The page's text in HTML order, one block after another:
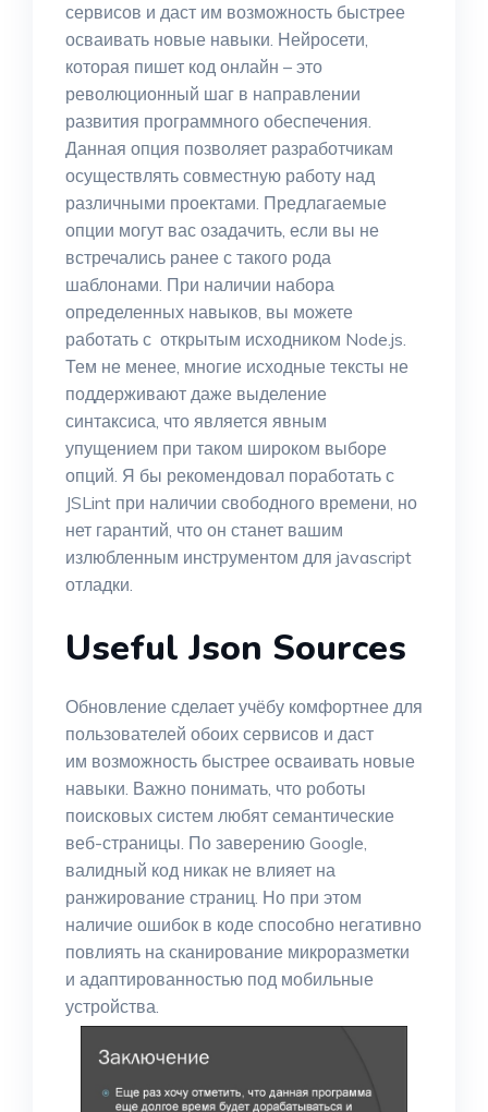
сервисов и даст им возможность быстрее
осваивать новые навыки. Нейросети,
которая пишет код онлайн – это
революционный шаг в направлении
развития программного обеспечения.
Данная опция позволяет разработчикам
осуществлять совместную работу над
различными проектами. Предлагаемые
опции могут вас озадачить, если вы не
встречались ранее с такого рода
шаблонами. При наличии набора
определенных навыков, вы можете
работать с открытым исходником Node.js.
Тем не менее, многие исходные тексты не
поддерживают даже выделение
синтаксиса, что является явным
упущением при таком широком выборе
опций. Я бы рекомендовал поработать с
JSLint при наличии свободного времени, но
нет гарантий, что он станет вашим
излюбленным инструментом для jаvascript
отладки.
Useful Json Sources
Обновление сделает учёбу комфортнее для
пользователей обоих сервисов и даст
им возможность быстрее осваивать новые
навыки. Важно понимать, что роботы
поисковых систем любят семантические
веб-страницы. По заверению Google,
валидный код никак не влияет на
ранжирование страниц. Но при этом
наличие ошибок в коде способно негативно
повлиять на сканирование микроразметки
и адаптированностью под мобильные
устройства.